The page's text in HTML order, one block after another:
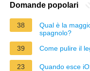
Domande popolari
38
Qual è la
spagnolo?
39
Come pulire il
23 Quando esce